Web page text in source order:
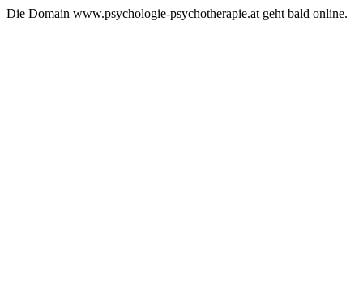
Die Domain www.psychologie-psychotherapie.at geht bald online.